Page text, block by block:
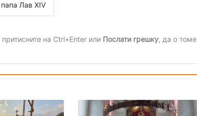
папа Лав XIV
на Ctrl+Enter или Послати грешку, да о томе